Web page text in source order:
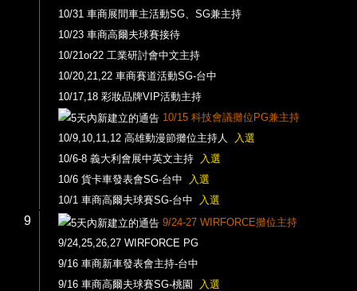
10/31 車商展間車主活動SG、SG兼主持
10/23 車商高爾夫球賽接待
10/21or22 工業研討會中文主持
10/20,21,22 車商賽道活動SG-台中
10/17,18 彩妝品牌VIP活動主持
10/15 科技會議攤位PG兼主持
10/9,10,11,12 高雄動漫節攤位主持人
入選
10/6-8 義大利會展中英文主持
入選
10/6 貨卡車發表會SG-台中
入選
10/1 車商高爾夫球賽SG-台中
入選
9
9/24-27 WIRFORCE攤位主持
9/24,25,26,27 WIRFORCE PG
9/16 車商新車發表會主持-台中
9/16 車商高爾夫球賽SG-桃園
入選